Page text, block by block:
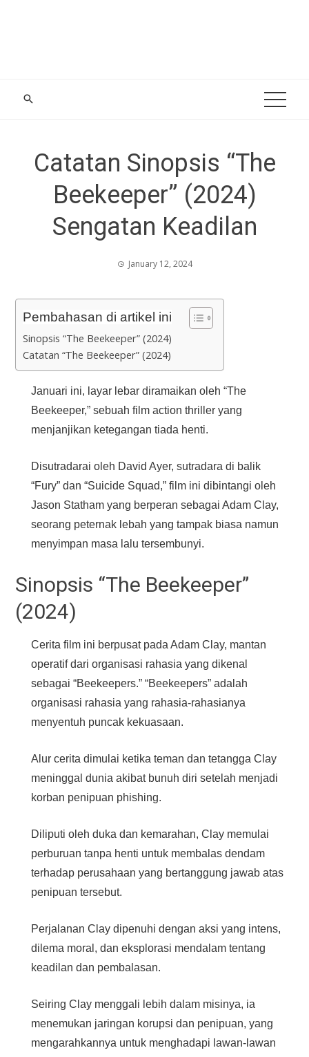
Catatan Sinopsis “The
Beekeeper” (2024)
Sengatan Keadilan
January 12, 2024
Pembahasan di artikel ini
Sinopsis “The Beekeeper” (2024)
Catatan “The Beekeeper” (2024)
Januari ini, layar lebar diramaikan oleh “The
Beekeeper,” sebuah film action thriller yang
menjanjikan ketegangan tiada henti.
Disutradarai oleh David Ayer, sutradara di balik
“Fury” dan “Suicide Squad,” film ini dibintangi oleh
Jason Statham yang berperan sebagai Adam Clay,
seorang peternak lebah yang tampak biasa namun
menyimpan masa lalu tersembunyi.
Sinopsis “The Beekeeper”
(2024)
Cerita film ini berpusat pada Adam Clay, mantan
operatif dari organisasi rahasia yang dikenal
sebagai “Beekeepers.” “Beekeepers” adalah
organisasi rahasia yang rahasia-rahasianya
menyentuh puncak kekuasaan.
Alur cerita dimulai ketika teman dan tetangga Clay
meninggal dunia akibat bunuh diri setelah menjadi
korban penipuan phishing.
Diliputi oleh duka dan kemarahan, Clay memulai
perburuan tanpa henti untuk membalas dendam
terhadap perusahaan yang bertanggung jawab atas
penipuan tersebut.
Perjalanan Clay dipenuhi dengan aksi yang intens,
dilema moral, dan eksplorasi mendalam tentang
keadilan dan pembalasan.
Seiring Clay menggali lebih dalam misinya, ia
menemukan jaringan korupsi dan penipuan, yang
mengarahkannya untuk menghadapi lawan-lawan